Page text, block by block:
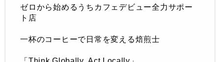
ゼロから始めるうちカフェデビュー全力サポー
ト店
一杯のコーヒーで日常を変える焙煎士